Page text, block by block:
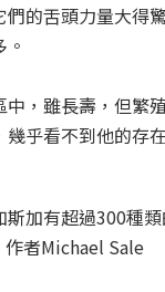
的舌頭力量大得
中，雖長壽，但繁
乎看不到他的存
斯加有超過300種
者Michael Sale